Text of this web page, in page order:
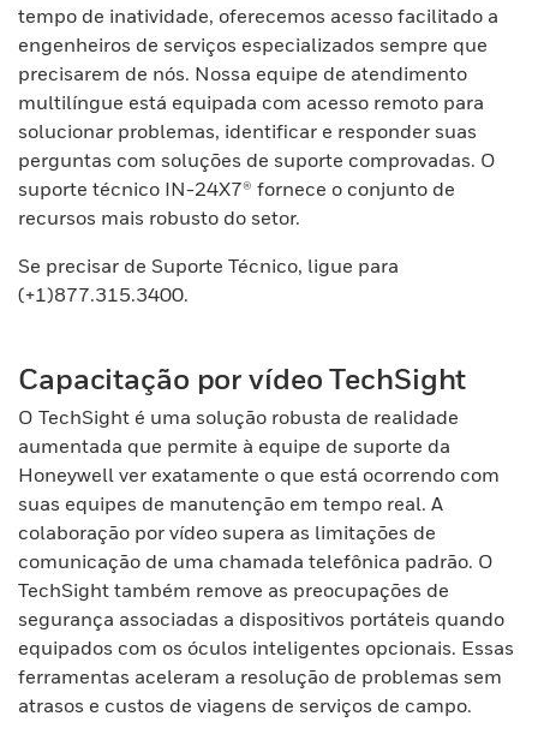
tempo de inatividade, oferecemos acesso facilitado a
engenheiros de serviços especializados sempre que
precisarem de nós. Nossa equipe de atendimento
multilíngue está equipada com acesso remoto para
solucionar problemas, identificar e responder suas
perguntas com soluções de suporte comprovadas. O
suporte técnico IN-24X7® fornece o conjunto de
recursos mais robusto do setor.
Se precisar de Suporte Técnico, ligue para
(+1)877.315.3400.
Capacitação por vídeo TechSight
O TechSight é uma solução robusta de realidade
aumentada que permite à equipe de suporte da
Honeywell ver exatamente o que está ocorrendo com
suas equipes de manutenção em tempo real. A
colaboração por vídeo supera as limitações de
comunicação de uma chamada telefônica padrão. O
TechSight também remove as preocupações de
segurança associadas a dispositivos portáteis quando
equipados com os óculos inteligentes opcionais. Essas
ferramentas aceleram a resolução de problemas sem
atrasos e custos de viagens de serviços de campo.